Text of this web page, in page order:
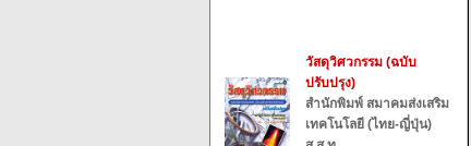
วัสดุวิศวกรรม (ฉบับ
ปรับปรุง)
สำนักพิมพ์ สมาคมส่งเสริม
เทคโนโลยี (ไทย-ญี่ปุ่น)